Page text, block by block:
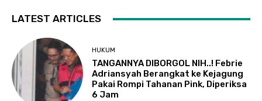
LATEST ARTICLES
HUKUM
TANGANNYA DIBORGOL NIH..! Febrie
Adriansyah Berangkat ke Kejagung
Pakai Rompi Tahanan Pink, Diperiksa
6 Jam